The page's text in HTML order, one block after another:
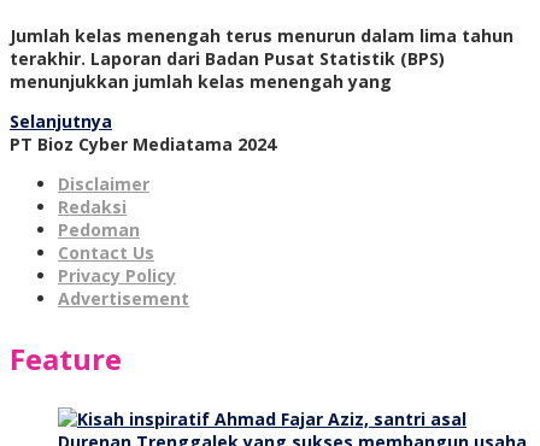
Jumlah kelas menengah terus menurun dalam lima tahun
terakhir. Laporan dari Badan Pusat Statistik (BPS)
menunjukkan jumlah kelas menengah yang
Selanjutnya
PT Bioz Cyber Mediatama 2024
Disclaimer
Redaksi
Pedoman
Contact Us
Privacy Policy
Advertisement
Feature